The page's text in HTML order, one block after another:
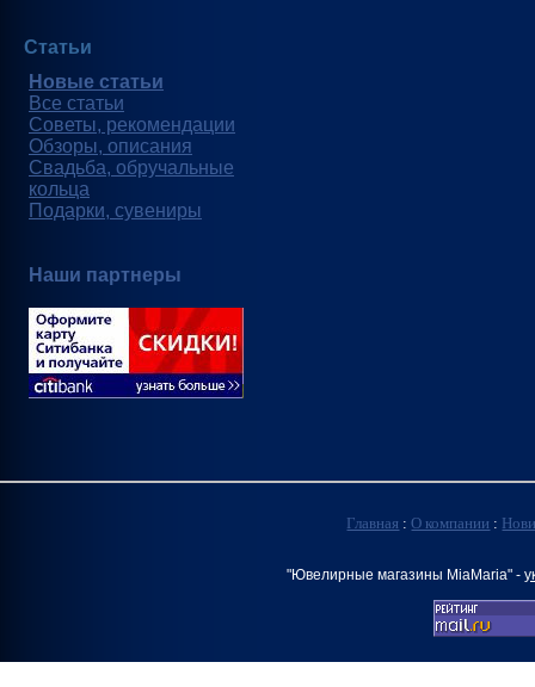
Статьи
Новые статьи
Все статьи
Советы, рекомендации
Обзоры, описания
Свадьба, обручальные
кольца
Подарки, сувениры
Наши партнеры
Главная :О компании :
"Ювелирные магазины MiaMaria" -